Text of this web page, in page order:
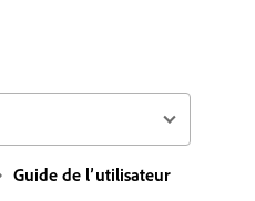
Guide de l’utilisateur